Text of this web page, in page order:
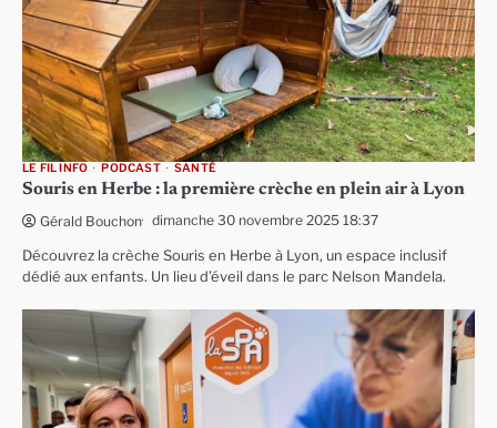
LE FIL INFO PODCAST SANTÉ
Souris en Herbe : la première crèche en plein air à Lyon
Gérald Bouchon dimanche 30 novembre 2025 18:37
Découvrez la crèche Souris en Herbe à Lyon, un espace inclusif
dédié aux enfants. Un lieu d’éveil dans le parc Nelson Mandela.